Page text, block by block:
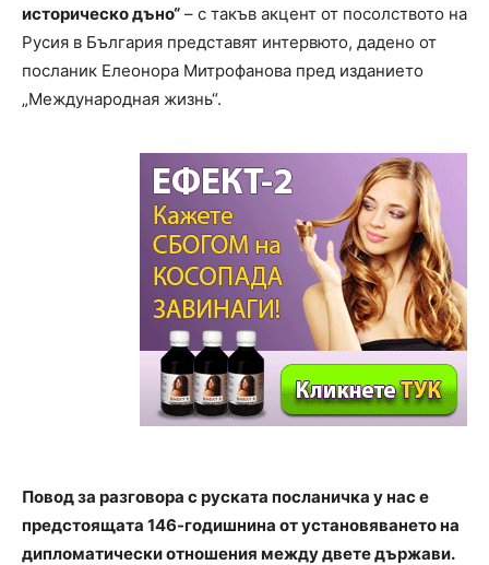
историческо дъно“ – с такъв акцент от посолството на
Русия в България представят интервюто, дадено от
посланик Елеонора Митрофанова пред изданието
„Международная жизнь“.
Повод за разговора с руската посланичка у нас е
предстоящата 146-годишнина от установяването на
дипломатически отношения между двете държави.